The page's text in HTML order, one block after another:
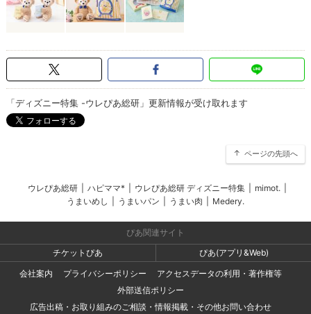
「ディズニー特集 -ウレぴあ総研」更新情報が受け取れます
ページの先頭へ
ウレぴあ総研 ハピママ* ウレぴあ総研 ディズニー特集 mimot.
うまいめし
うまいパン うまい肉 Medery.
ぴあ関連サイト
チケットぴあ
ぴあ(アプリ&Web)
会社案内
プライバシーポリシー
アクセスデータの利用・著作権等
外部送信ポリシー
広告出稿・お取り組みのご相談・情報掲載・その他お問い合わせ